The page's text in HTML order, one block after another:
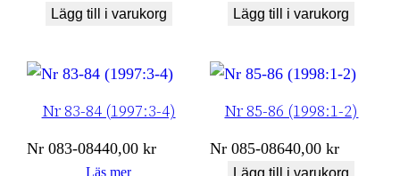
Lägg till i varukorg Lägg till i varukorg
Nr 83-84 (1997:3-4)
Nr 083-08440,00kr
Läs mer
Nr 85-86 (1998:1-2)
Nr 085-08640,00kr